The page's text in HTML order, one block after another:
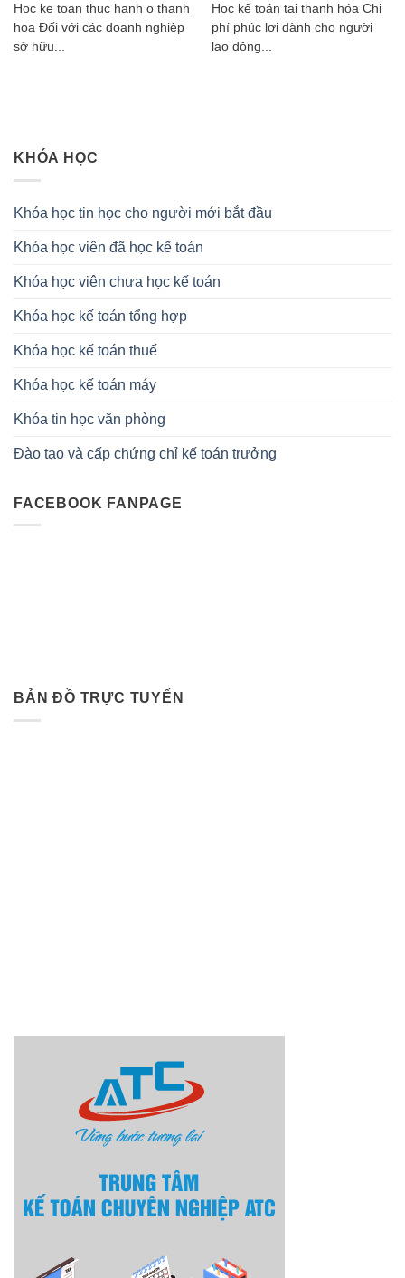
Hoc ke toan thuc hanh o thanh
hoa Đối với các doanh nghiệp
sở hữu...
Học kế toán tại thanh hóa Chi
phí phúc lợi dành cho người
lao động...
KHÓA HỌC
Khóa học tin học cho người mới bắt đầu
Khóa học viên đã học kế toán
Khóa học viên chưa học kế toán
Khóa học kế toán tổng hợp
Khóa học kế toán thuế
Khóa học kế toán máy
Khóa tin học văn phòng
Đào tạo và cấp chứng chỉ kế toán trưởng
FACEBOOK FANPAGE
BẢN ĐỒ TRỰC TUYẾN